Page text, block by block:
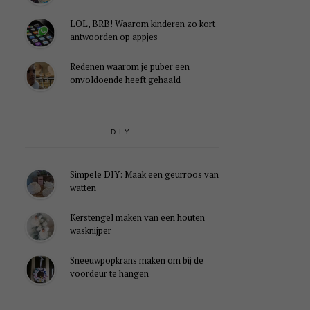
LOL, BRB! Waarom kinderen zo kort
antwoorden op appjes
Redenen waarom je puber een
onvoldoende heeft gehaald
DIY
Simpele DIY: Maak een geurroos van
watten
Kerstengel maken van een houten
wasknijper
Sneeuwpopkrans maken om bij de
voordeur te hangen